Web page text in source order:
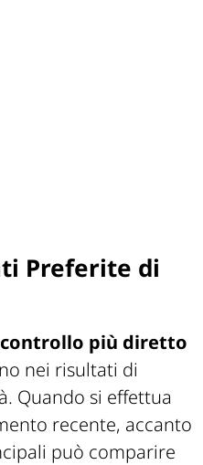
Preferite di
controllo più diretto
nei risultati di
Quando si effettua
recente, accanto
può comparire